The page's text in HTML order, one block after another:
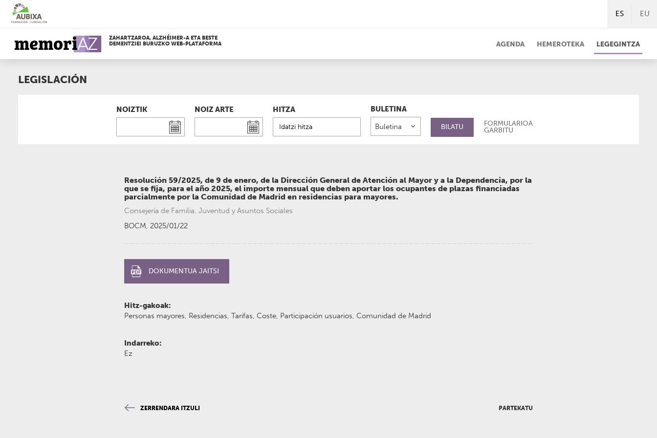
Edukira
zuzenean
joan
ES EU
ZAHARTZAROA, ALZHÉIMER-A ETA BESTE
DEMENTZIEI BURUZKO WEB-PLATAFORMA
AGENDA HEMEROTEKA LEGEGINTZA
LEGISLACIÓN
NOIZTIK NOIZ ARTE HITZA BULETINA
BILATU
FORMULARIOA
GARBITU
Resolución 59/2025, de 9 de enero, de la Dirección General de Atención al Mayor y a la Dependencia, por la
que se fija, para el año 2025, el importe mensual que deben aportar los ocupantes de plazas financiadas
parcialmente por la Comunidad de Madrid en residencias para mayores.
Consejería de Familia, Juventud y Asuntos Sociales
BOCM, 2025/01/22
DOKUMENTUA JAITSI
Hitz-gakoak:
Personas mayores, Residencias, Tarifas, Coste, Participación usuarios, Comunidad de Madrid
Indarreko:
Ez
ZERRENDARA ITZULI PARTEKATU